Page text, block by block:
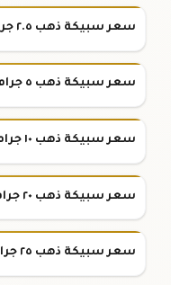
سعر سبيكة ذهب ٢.٥ جرام عيار ٢٤
سعر سبيكة ذهب ٥ جرام عيار ٢٤
سعر سبيكة ذهب ١٠ جرام عيار ٢٤
سعر سبيكة ذهب ٢٠ جرام عيار ٢٤
سعر سبيكة ذهب ٢٥ جرام عيار ٢٤